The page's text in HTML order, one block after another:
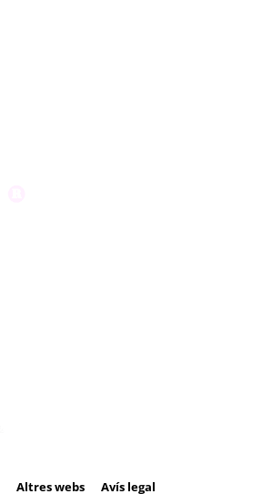
Altres webs Avís legal